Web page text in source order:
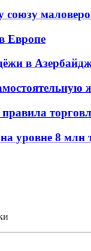
союзу
Европе
в
уровне 8 млн